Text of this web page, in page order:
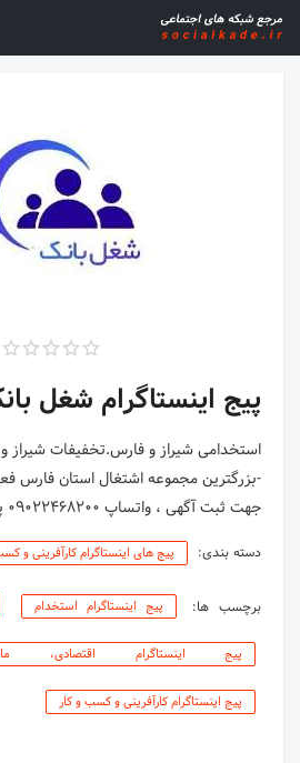
پیج اینستاگرام شغل
جهت ثبت آگهی ، واتساپ 09022468200 پیام بدهید.
دسته بندی: پیج های اینستاگرام کارآفرینی و
برچسب ها: پیج اینستاگرام استخدام
پیج اینستاگرام اقتصادی،
پیج اینستاگرام کارآفرینی و کسب و کار